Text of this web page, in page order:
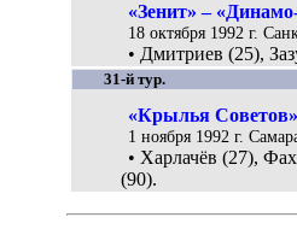
«Зенит» –
18 октября 1992 г.
• Дмитриев (25),
31-й тур.
«Крылья
1 ноября 1992 г.
• Харлачёв (27),
(90).